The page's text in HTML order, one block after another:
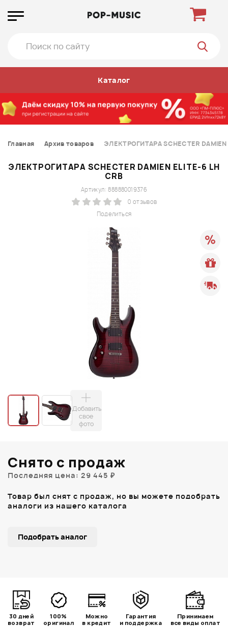
Каталог
Главная Архив товаров ЭЛЕКТРОГИТАРА SCHECTER DAMIEN
ЭЛЕКТРОГИТАРА SCHECTER DAMIEN ELITE-6 LH
CRB
Поделиться
Артикул: 888880019376
0 отзывов
Добавить
свое
фото
Снято с продаж
Последняя цена: 29 445 ₽
Товар был снят с продаж, но вы можете подобрать
аналоги из нашего каталога
Подобрать аналог
30 дней
возврат
100%
оригинал
Можно
в кредит
Гарантия
и поддержка
Принимаем
все виды оплат